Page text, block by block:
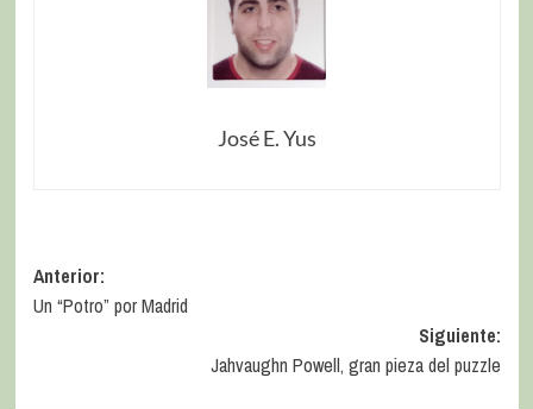
José E. Yus
Anterior:
Un “Potro” por Madrid
Siguiente:
Jahvaughn Powell, gran pieza del puzzle